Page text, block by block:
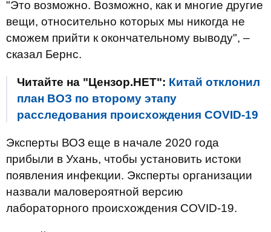
"Это возможно. Возможно, как и многие другие
вещи, относительно которых мы никогда не
сможем прийти к окончательному выводу", –
сказал Бернс.
Читайте на "Цензор.НЕТ": Китай отклонил
план ВОЗ по второму этапу
расследования происхождения COVID-19
Эксперты ВОЗ еще в начале 2020 года
прибыли в Ухань, чтобы установить истоки
появления инфекции. Эксперты организации
назвали маловероятной версию
лабораторного происхождения COVID-19.